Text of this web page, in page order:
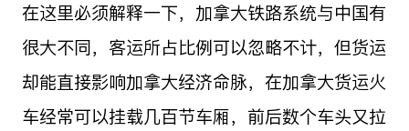
在这里必须解释一下，加拿大铁路系统与中国有
很大不同，客运所占比例可以忽略不计，但货运
却能直接影响加拿大经济命脉，在加拿大货运火
车经常可以挂载几百节车厢，前后数个车头又拉